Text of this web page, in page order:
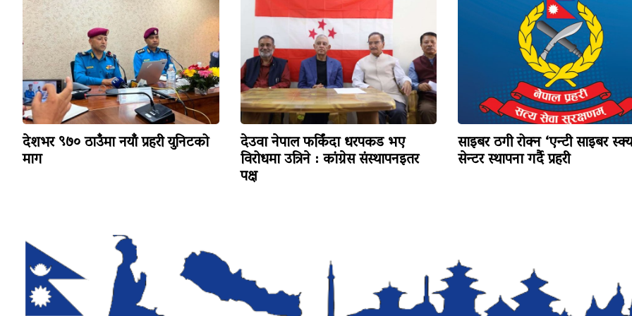
देशभर ९७० ठाउँमा नयाँ प्रहरी युनिटको
माग
देउवा नेपाल फर्किंदा धरपकड भए
विरोधमा उत्रिने : कांग्रेस संस्थापनइतर
पक्ष
साइबर ठगी रोक्न ‘एन्टी साइबर
सेन्टर स्थापना गर्दै प्रहरी